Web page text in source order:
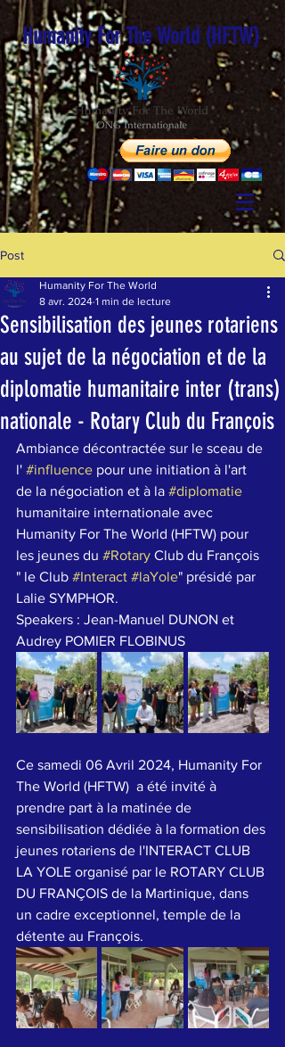
Humanity For The World (HFTW)
Post
Sensibilisation des jeunes rotariens
au sujet de la négociation et de la
diplomatie humanitaire inter (trans)
nationale - Rotary Club du François
Humanity For The World
8 avr. 2024 1 min de lecture
Ambiance décontractée sur le sceau de
l' #influence pour une initiation à l'art
de la négociation et à la #diplomatie
humanitaire internationale avec
Humanity For The World (HFTW) pour
les jeunes du #Rotary Club du François
" le Club #Interact #laYole" présidé par
Lalie SYMPHOR.
Speakers : Jean-Manuel DUNON et
Audrey POMIER FLOBINUS
Ce samedi 06 Avril 2024, Humanity For
The World (HFTW)  a été invité à
prendre part à la matinée de
sensibilisation dédiée à la formation des
jeunes rotariens de l'INTERACT CLUB
LA YOLE organisé par le ROTARY CLUB
DU FRANÇOIS de la Martinique, dans
un cadre exceptionnel, temple de la
détente au François.